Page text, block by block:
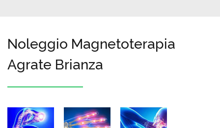
Noleggio Magnetoterapia
Agrate Brianza